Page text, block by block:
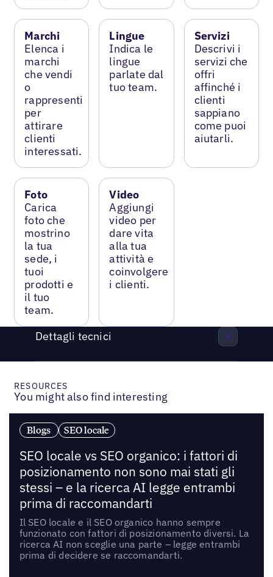
Marchi
Elenca i
marchi
che vendi
o
rappresenti
per
attirare
clienti
interessati.
Lingue
Indica le
lingue
parlate dal
tuo team.
Servizi
Descrivi i
servizi che
offri
affinché i
clienti
sappiano
come puoi
aiutarli.
Foto
Carica
foto che
mostrino
la tua
sede, i
tuoi
prodotti e
il tuo
team.
Video
Aggiungi
video per
dare vita
alla tua
attività e
coinvolgere
i clienti.
Dettagli tecnici
RESOURCES
You might also find interesting
Blogs SEO locale
SEO locale vs SEO organico: i fattori di
posizionamento non sono mai stati gli
stessi – e la ricerca AI legge entrambi
prima di raccomandarti
Il SEO locale e il SEO organico hanno sempre
funzionato con fattori di posizionamento diversi. La
ricerca AI non sceglie una parte – legge entrambi
prima di decidere se raccomandarti.